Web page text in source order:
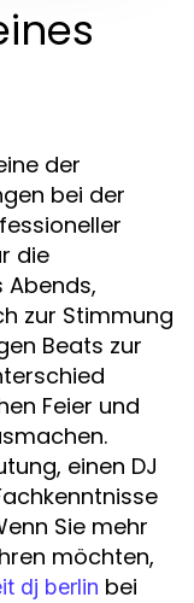
der
bei der
die
Abends,
zur Stimmung
Beats zur
Feier und
einen DJ
Sie mehr
möchten,
dj berlin bei